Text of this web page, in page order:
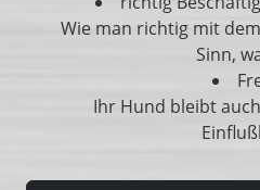
Wie man richtig mit
Sinn,
Ihr Hund bleibt